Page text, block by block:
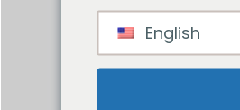
Inicio
Acerca
de
English